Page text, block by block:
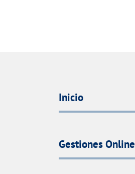
Inicio
Gestiones Online